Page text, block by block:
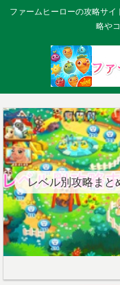
ファームヒーローの攻略サ
略や
レベル別攻略まと